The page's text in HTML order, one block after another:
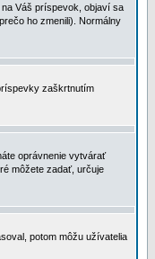
Váš príspevok, objaví sa
ho zmenili). Normálny
zaškrtnutím
oprávnenie vytvárať
môžete zadať, určuje
potom môžu užívatelia